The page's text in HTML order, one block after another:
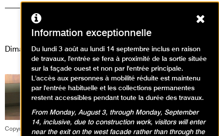
Gestuelle élégante
Ateliers / Atelier arts plastiques
Dimanche 9 juin 2024
Copyright service éducatif et culturel
Information exceptionnelle
Du lundi 3 août au lundi 14 septembre inclus en raison
de travaux, l'entrée se fera à proximité de la sortie située
sur la façade ouest et non par l'entrée principale.
L'accès aux personnes à mobilité réduite est maintenu
par l'entrée habituelle et les collections permanentes
restent accessibles pendant toute la durée des travaux.
From Monday, August 3, through Monday, September
14, inclusive, due to construction work, visitors will enter
near the exit on the west facade rather than through the